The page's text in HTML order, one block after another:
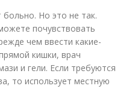
Но это не так.
почувствовать
чем ввести какие-
кишки, врач
и гели. Если требуются
то использует местную